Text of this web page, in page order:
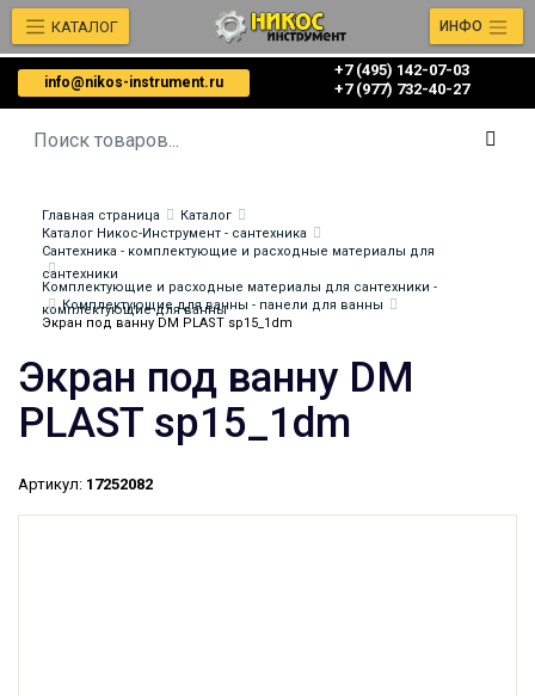
info@nikos-instrument.ru
+7 (495) 142-07-03
‎‎+7 (977) 732-40-27
КАТАЛОГ ИНФО
Главная страница
Каталог
Каталог Никос-Инструмент - сантехника
Сантехника - комплектующие и расходные материалы для
сантехники
Комплектующие и расходные материалы для сантехники -
комплектующие для ванны
Комплектующие для ванны - панели для ванны
Экран под ванну DM PLAST sp15_1dm
Экран под ванну DM
PLAST sp15_1dm
Артикул: 17252082